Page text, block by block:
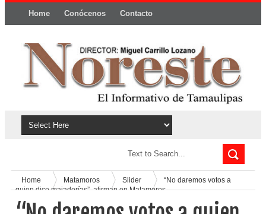
Home Conócenos Contacto
Home Matamoros Slider
“No daremos votos a
quien dice majaderías”, afirman en Matamoros